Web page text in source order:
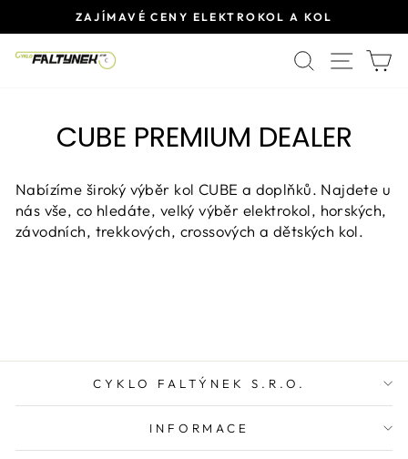
na
obsah
Pause
ZAJÍMAVÉ CENY ELEKTROKOL A KOL
HLEDAT
SITE
CUBE PREMIUM DEALER
Nabízíme široký výběr kol CUBE a doplňků. Najdete u
nás vše, co hledáte, velký výběr elektrokol, horských,
závodních, trekkových, crossových a dětských kol.
CYKLO FALTÝNEK S.R.O.
INFORMACE